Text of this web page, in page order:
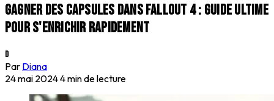
Gagner des capsules dans Fallout 4 : Guide ultime
pour s'enrichir rapidement
D
Par Diana
24 mai 20244 min de lecture